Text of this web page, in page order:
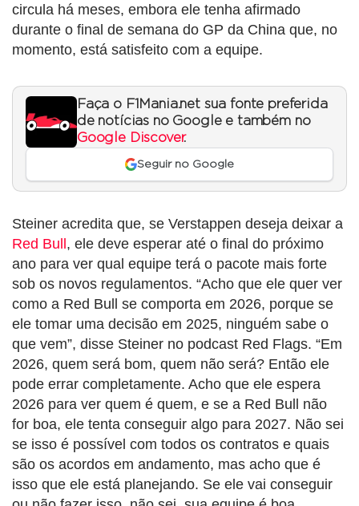
circula há meses, embora ele tenha afirmado
durante o final de semana do GP da China que, no
momento, está satisfeito com a equipe.
Faça o F1Mania.net sua fonte preferida
de notícias no Google e também no
Google Discover.
Seguir no Google
Steiner acredita que, se Verstappen deseja deixar a
Red Bull , ele deve esperar até o final do próximo
ano para ver qual equipe terá o pacote mais forte
sob os novos regulamentos. “Acho que ele quer ver
como a Red Bull se comporta em 2026, porque se
ele tomar uma decisão em 2025, ninguém sabe o
que vem”, disse Steiner no podcast Red Flags. “Em
2026, quem será bom, quem não será? Então ele
pode errar completamente. Acho que ele espera
2026 para ver quem é quem, e se a Red Bull não
for boa, ele tenta conseguir algo para 2027. Não sei
se isso é possível com todos os contratos e quais
são os acordos em andamento, mas acho que é
isso que ele está planejando. Se ele vai conseguir